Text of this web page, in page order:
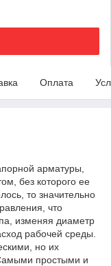
Оплата
арматуры,
без которого ее
то значительно
что
изменяя диаметр
рабочей среды.
но их
простыми и